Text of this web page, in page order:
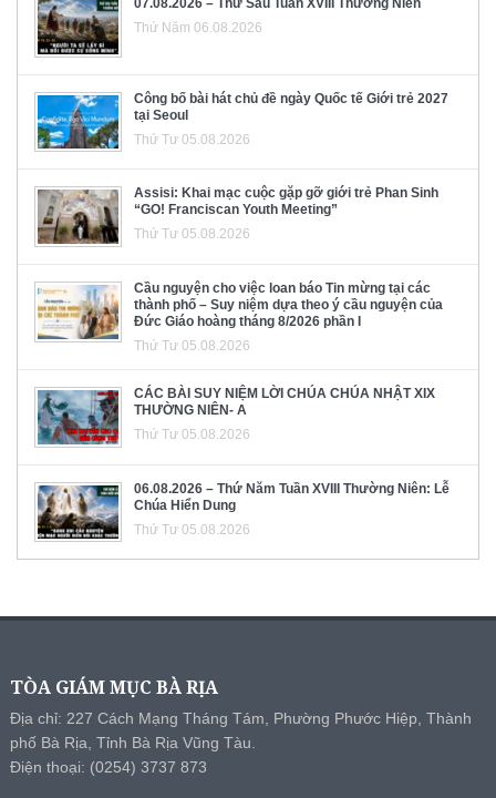
07.08.2026 – Thứ Sáu Tuần XVIII Thường Niên
Thứ Năm 06.08.2026
Công bố bài hát chủ đề ngày Quốc tế Giới trẻ 2027
tại Seoul
Thứ Tư 05.08.2026
Assisi: Khai mạc cuộc gặp gỡ giới trẻ Phan Sinh
“GO! Franciscan Youth Meeting”
Thứ Tư 05.08.2026
Cầu nguyện cho việc loan báo Tin mừng tại các
thành phố – Suy niệm dựa theo ý cầu nguyện của
Đức Giáo hoàng tháng 8/2026 phần I
Thứ Tư 05.08.2026
CÁC BÀI SUY NIỆM LỜI CHÚA CHÚA NHẬT XIX
THƯỜNG NIÊN- A
Thứ Tư 05.08.2026
06.08.2026 – Thứ Năm Tuần XVIII Thường Niên: Lễ
Chúa Hiển Dung
Thứ Tư 05.08.2026
TÒA GIÁM MỤC BÀ RỊA
Địa chỉ: 227 Cách Mạng Tháng Tám, Phường Phước Hiệp, Thành
phố Bà Rịa, Tỉnh Bà Rịa Vũng Tàu.
Điện thoại: (0254) 3737 873